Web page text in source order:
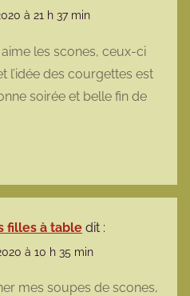
à 21 h 37 min
les scones, ceux-ci
l’idée des courgettes est
soirée et belle fin de
filles à table dit :
à 10 h 35 min
mes soupes de scones,